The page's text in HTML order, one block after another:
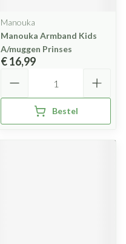
Manouka
Manouka Armband Kids
A/muggen Prinses
€ 16,99
Bestel